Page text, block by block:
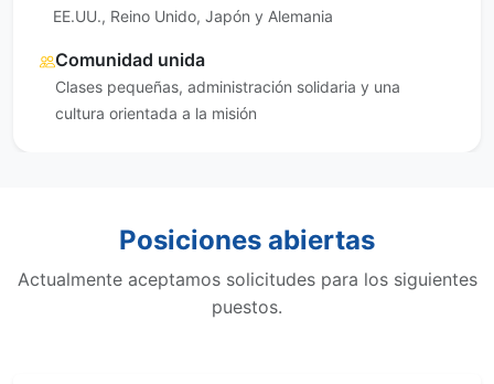
EE.UU., Reino Unido, Japón y Alemania
Comunidad unida
Clases pequeñas, administración solidaria y una
cultura orientada a la misión
Posiciones abiertas
Actualmente aceptamos solicitudes para los siguientes
puestos.